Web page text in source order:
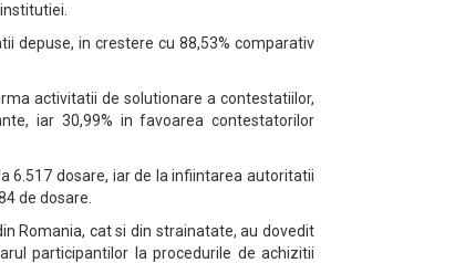
depuse, in crestere cu 88,53% comparativ
activitatii de solutionare a contestatiilor,
iar 30,99% in favoarea contestatorilor
6.517 dosare, iar de la infiintarea autoritatii
de dosare.
Romania, cat si din strainatate, au dovedit
participantilor la procedurile de achizitii